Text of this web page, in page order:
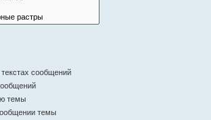
сообщений
темы
темы